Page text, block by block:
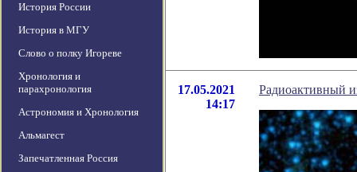
История России
История в МГУ
Слово о полку Игореве
Хронология и
парахронология
Астрономия и Хронология
Альмагест
Запечатленная Россия
17.05.2021
14:17
Радиоактивный